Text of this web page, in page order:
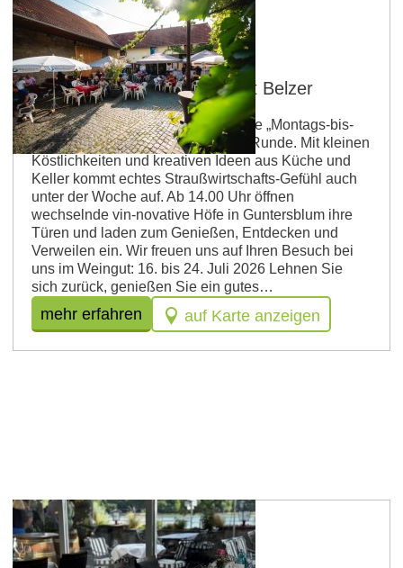
Guntersblum
Straußwirtschaft im Weingut Belzer
Auch 2026 ist es wieder so weit: Die „Montags-bis-
freitags-Saison“ geht in eine neue Runde. Mit kleinen
Köstlichkeiten und kreativen Ideen aus Küche und
Keller kommt echtes Straußwirtschafts-Gefühl auch
unter der Wo­che auf. Ab 14.00 Uhr öffnen
wechselnde vin-novative Höfe in Guntersblum ihre
Türen und laden zum Genießen, Entdecken und
Verweilen ein. Wir freuen uns auf Ihren Besuch bei
uns im Weingut: 16. bis 24. Juli 2026 Lehnen Sie
sich zurück, genießen Sie ein gutes…
mehr erfahren auf Karte anzeigen